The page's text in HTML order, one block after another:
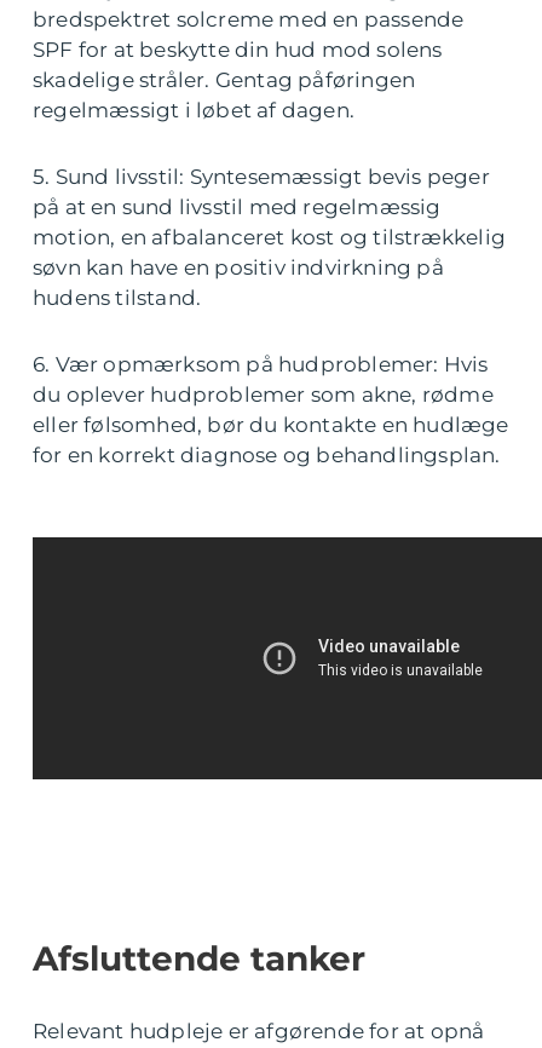
bredspektret solcreme med en passende
SPF for at beskytte din hud mod solens
skadelige stråler. Gentag påføringen
regelmæssigt i løbet af dagen.
5. Sund livsstil: Syntesemæssigt bevis peger
på at en sund livsstil med regelmæssig
motion, en afbalanceret kost og tilstrækkelig
søvn kan have en positiv indvirkning på
hudens tilstand.
6. Vær opmærksom på hudproblemer: Hvis
du oplever hudproblemer som akne, rødme
eller følsomhed, bør du kontakte en hudlæge
for en korrekt diagnose og behandlingsplan.
Afsluttende tanker
Relevant hudpleje er afgørende for at opnå